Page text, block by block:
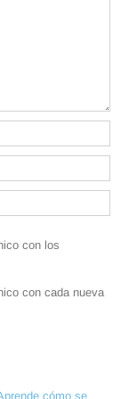
con los
con cada nueva
cómo se